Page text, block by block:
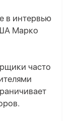
в интервью
Марко
часто